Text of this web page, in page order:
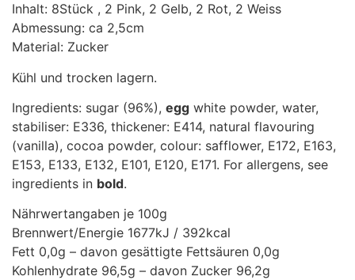
Inhalt: 8Stück , 2 Pink, 2 Gelb, 2 Rot, 2 Weiss
Abmessung: ca 2,5cm
Material: Zucker
Kühl und trocken lagern.
Ingredients: sugar (96%), egg white powder, water,
stabiliser: E336, thickener: E414, natural flavouring
(vanilla), cocoa powder, colour: safflower, E172, E163,
E153, E133, E132, E101, E120, E171. For allergens, see
ingredients in bold.
Nährwertangaben je 100g
Brennwert/Energie 1677kJ / 392kcal
Fett 0,0g – davon gesättigte Fettsäuren 0,0g
Kohlenhydrate 96,5g – davon Zucker 96,2g